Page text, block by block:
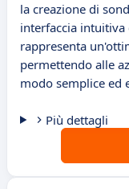
la creazione di
interfaccia intuitiva
rappresenta
permettendo alle
modo semplice ed
Più dettagli